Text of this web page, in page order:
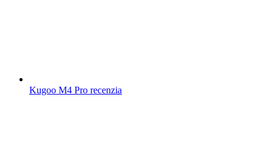
Kugoo M4 Pro recenzia